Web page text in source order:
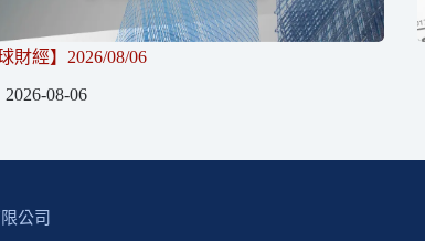
財經】2026/08/06
2026-08-06
公司